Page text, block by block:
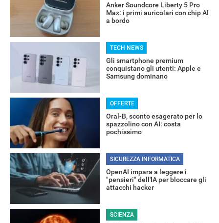
RECENSIONI
Anker Soundcore Liberty 5 Pro
Max: i primi auricolari con chip AI
a bordo
TECH NEWS
Gli smartphone premium
conquistano gli utenti: Apple e
Samsung dominano
OFFERTE
Oral-B, sconto esagerato per lo
spazzolino con AI: costa
pochissimo
SICUREZZA INFORMATICA
OpenAI impara a leggere i
"pensieri" dell'IA per bloccare gli
attacchi hacker
SCIENZA